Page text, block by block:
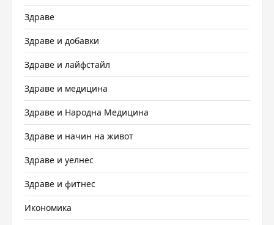
Здраве
Здраве и добавки
Здраве и лайфстайл
Здраве и медицина
Здраве и Народна Медицина
Здраве и начин на живот
Здраве и уелнес
Здраве и фитнес
Икономика